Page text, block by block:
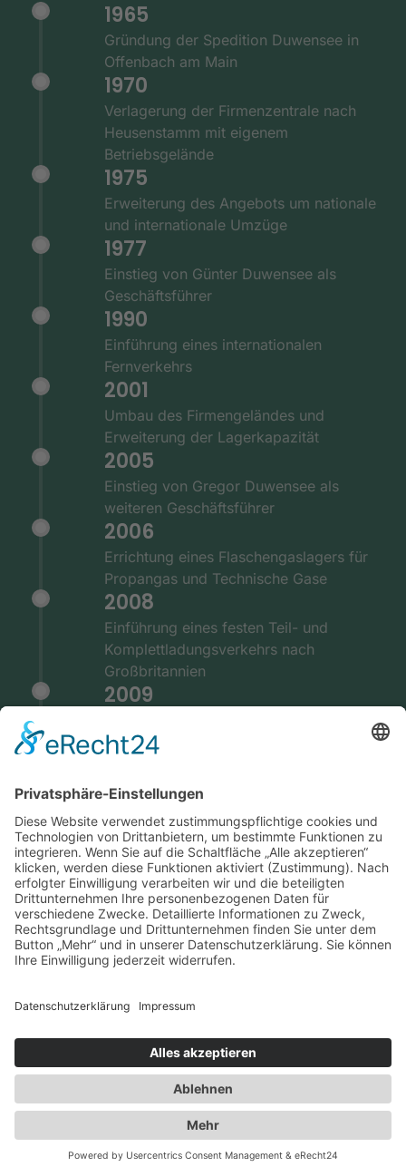
1965
Gründung der Spedition Duwensee in
Offenbach am Main
1970
Verlagerung der Firmenzentrale nach
Heusenstamm mit eigenem
Betriebsgelände
1975
Erweiterung des Angebots um nationale
und internationale Umzüge
1977
Einstieg von Günter Duwensee als
Geschäftsführer
1990
Einführung eines internationalen
Fernverkehrs
2001
Umbau des Firmengeländes und
Erweiterung der Lagerkapazität
2005
Einstieg von Gregor Duwensee als
weiteren Geschäftsführer
2006
Errichtung eines Flaschengaslagers für
Propangas und Technische Gase
2008
Einführung eines festen Teil- und
Komplettladungsverkehrs nach
Großbritannien
2009
GPS und Telematiksystemen
Ausbau der Kapazität des
Flaschengaslagers für Propangas und
Technische Gase
2014
Umzug innerhalb Heusenstamms in
unsere neuen Räumlichkeiten an der
Martinseestraße 1
2015
Duwensee feiert Geburtstag
2016
Ausbau des Speditionshofes um 4000 qm
2017
Erweiterung der Lagerfläche auf knapp
2018
Implementierung eines